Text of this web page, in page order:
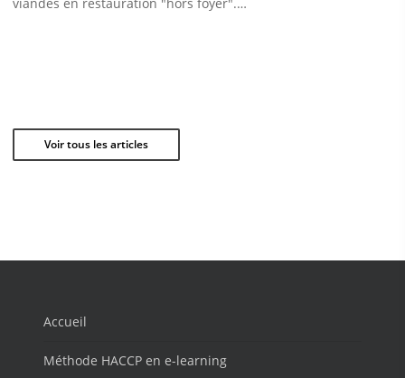
Voir tous les articles
Accueil
Méthode HACCP en e-learning